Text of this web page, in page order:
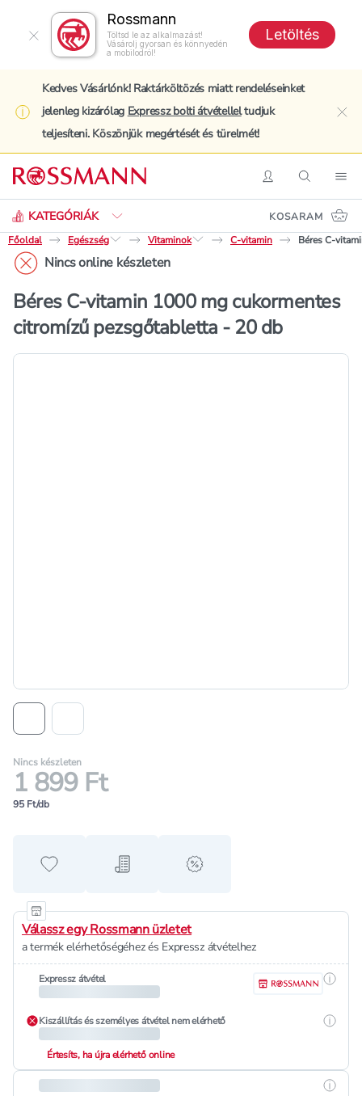
Rossmann
Töltsd le az alkalmazást!
Vásárolj gyorsan és könnyedén
a mobilodról!
Letöltés
Kedves Vásárlónk! Raktárköltözés miatt rendeléseinket
jelenleg kizárólag Expressz bolti átvételleltudjuk
teljesíteni. Köszönjük megértését és türelmét!
BelépésKeresés
KATEGÓRIÁK
Keresés
KOSARAM
Főoldal
Egészség Vitaminok C-vitamin Béres C-
Nincs online készleten
Béres C-vitamin 1000 mg cukormentes
citromízű pezsgőtabletta - 20 db
Nincs készleten
1 899 Ft
95 Ft/db
Hozzáadás a kedvencekhez
Hozzáadás a bevásárló listához
alert when on sale
Válassz egy Rossmann üzletet
a termék elérhetőségéhez és Expressz átvételhez
Expressz átvétel
Kiszállítás és személyes átvétel nem elérhető
Értesíts, ha újra elérhető online